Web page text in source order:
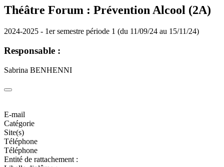
Théâtre Forum : Prévention Alcool (2A)
2024-2025 - 1er semestre période 1 (du 11/09/24 au 15/11/24)
Responsable :
Sabrina BENHENNI
E-mail
Catégorie
Site(s)
Téléphone
Téléphone
Entité de rattachement :